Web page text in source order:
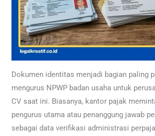
Dokumen identitas menjadi bagian paling
mengurus NPWP badan usaha untuk
CV saat ini. Biasanya, kantor pajak
pengurus utama atau penanggung jawab
sebagai data verifikasi administrasi